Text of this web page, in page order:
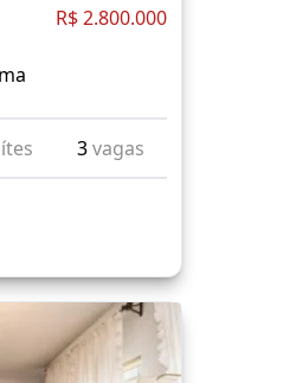
R$ 2.800.000
3vagas